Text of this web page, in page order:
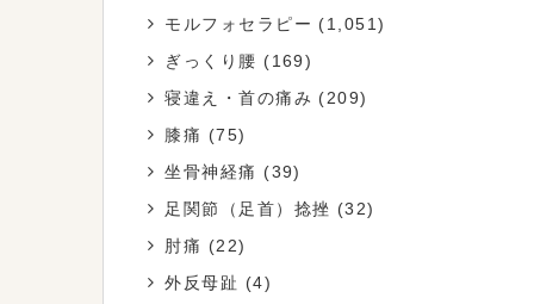
モルフォセラピー (1,051)
ぎっくり腰 (169)
寝違え・首の痛み (209)
膝痛 (75)
坐骨神経痛 (39)
足関節（足首）捻挫 (32)
肘痛 (22)
外反母趾 (4)